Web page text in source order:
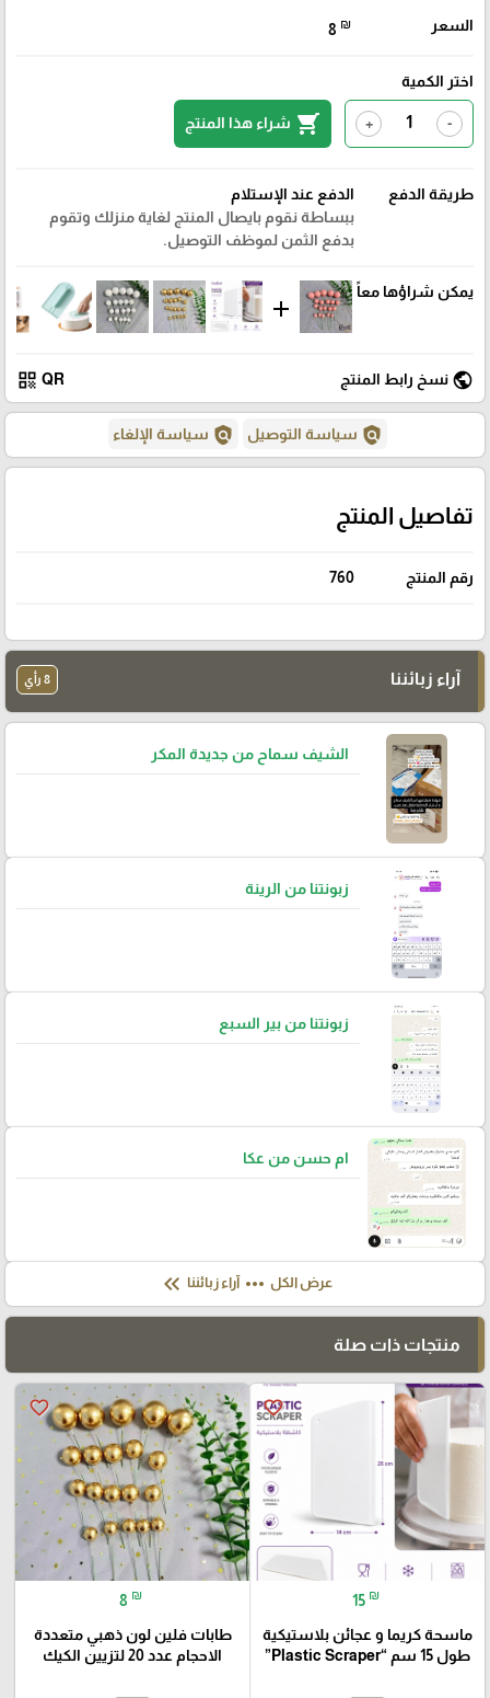
السعر 8 ₪
اختر الكمية
-
+
shopping_cart شراء هذا المنتج
طريقة الدفع
الدفع عند الإستلام
ببساطة نقوم بايصال المنتج لغاية منزلك وتقوم
بدفع الثمن لموظف التوصيل.
يمكن شراؤها معاً
add
public نسخ رابط المنتج QR
qr_code
policy سياسة التوصيل policy سياسة الإلغاء
تفاصيل المنتج
رقم المنتج 760
آراء زبائننا 8 رأي
الشيف سماح من جديدة المكر
زبونتنا من الرينة
زبونتنا من بير السبع
ام حسن من عكا
عرض الكل more_horiz آراء زبائننا keyboard_double_arrow_left
منتجات ذات صلة
favorite_border
15 ₪
ماسحة كريما و عجائن بلاستيكية
طول 15 سم “Plastic Scraper”
favorite_border
8 ₪
طابات فلين لون ذهبي متعددة
الاحجام عدد 20 لتزيين الكيك